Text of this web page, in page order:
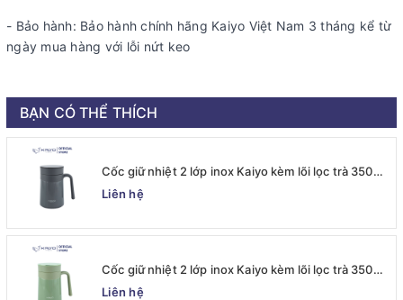
- Bảo hành: Bảo hành chính hãng Kaiyo Việt Nam 3 tháng kể từ
ngày mua hàng với lỗi nứt keo
BẠN CÓ THỂ THÍCH
Cốc giữ nhiệt 2 lớp inox Kaiyo kèm lõi lọc trà 350ml,
màu ghi [mã KTM-6667]
Liên hệ
Cốc giữ nhiệt 2 lớp inox Kaiyo kèm lõi lọc trà 350ml,
màu xanh mint [mã KTM-6650]
Liên hệ